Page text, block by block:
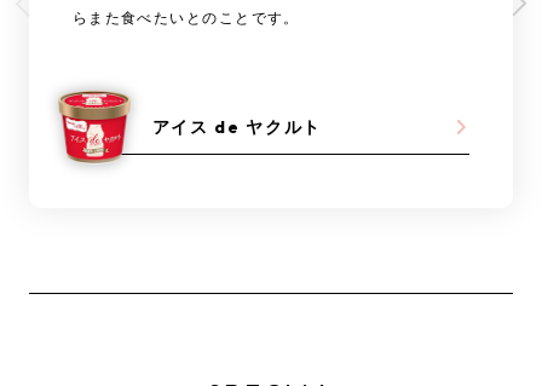
らまた食べたいとのことです。
アイス de ヤクルト